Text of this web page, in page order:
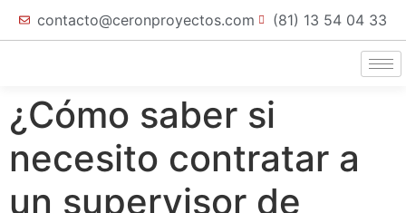
contacto@ceronproyectos.com (81) 13 54 04 33
¿Cómo saber si
necesito contratar a
un supervisor de